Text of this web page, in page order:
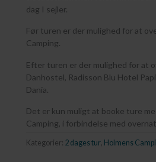
dag I sejler.
Før turen er der mulighed for at
Camping.
Efter turen er der mulighed for at
Danhostel, Radisson Blu Hotel
Dania.
Det er kun muligt at booke ture
Camping, i forbindelse med
Kategorier: 2 dages tur Holmens